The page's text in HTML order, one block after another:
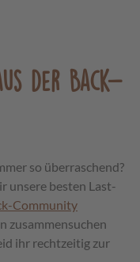
der Back-
so überraschend?
unsere besten Last-
Community
zusammensuchen
ihr rechtzeitig zur